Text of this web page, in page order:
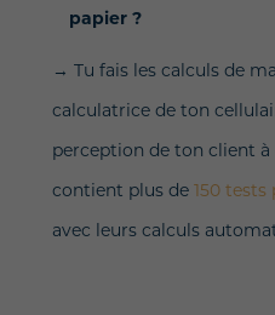
papier ?
→ Tu fais les calculs de
calculatrice de ton
perception de ton client
contient plus de 150 tests
avec leurs calculs